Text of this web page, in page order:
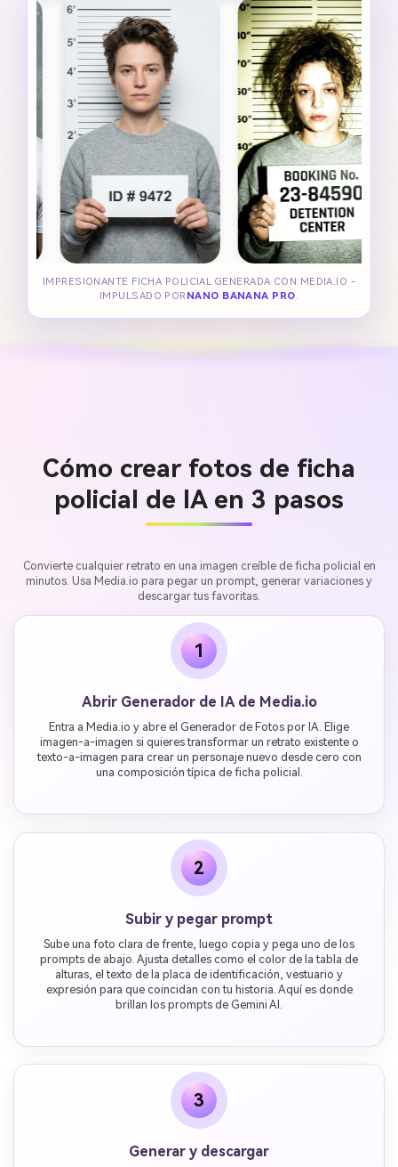
IMPRESIONANTE FICHA POLICIAL GENERADA CON MEDIA.IO -
IMPULSADO POR NANO BANANA PRO.
Cómo crear fotos de ficha
policial de IA en 3 pasos
Convierte cualquier retrato en una imagen creíble de ficha policial en
minutos. Usa Media.io para pegar un prompt, generar variaciones y
descargar tus favoritas.
1
Abrir Generador de IA de Media.io
Entra a Media.io y abre el Generador de Fotos por IA. Elige
imagen-a-imagen si quieres transformar un retrato existente o
texto-a-imagen para crear un personaje nuevo desde cero con
una composición típica de ficha policial.
2
Subir y pegar prompt
Sube una foto clara de frente, luego copia y pega uno de los
prompts de abajo. Ajusta detalles como el color de la tabla de
alturas, el texto de la placa de identificación, vestuario y
expresión para que coincidan con tu historia. Aquí es donde
brillan los prompts de Gemini AI.
3
Generar y descargar